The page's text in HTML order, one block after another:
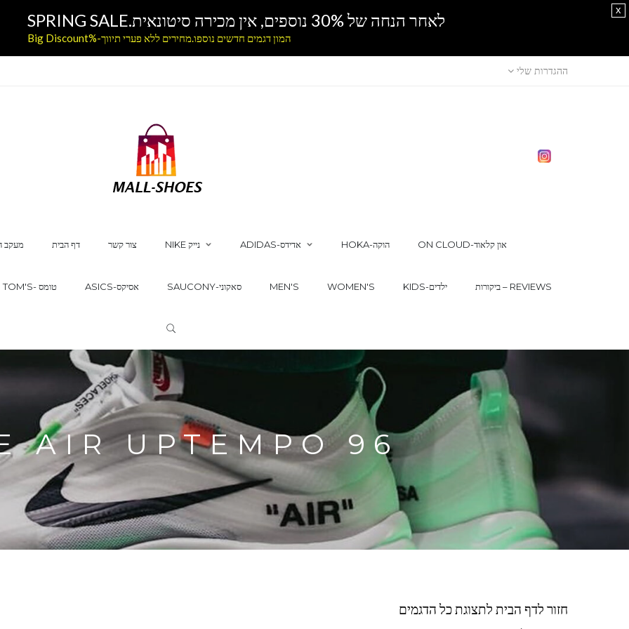
ההגדרות שלי
מעקב דף הבית צור קשר NIKE נייק ADIDAS-אדידס HOKA-הוקה ON CLOUD-און קלאוד
TOM'S- טומס ASICS-אסיקס SAUCONY-סאקוני MEN'S WOMEN'S KIDS-ילדים ביקורות – REVIEWS
AIR UPTEMPO 96
חזור לדף הבית לתצוגת כל הדגמים
לאחר הנחה של 30% נוספים, אין מכירה סיטונאית.SPRING SALE
המון דגמים חדשים נוספו.מחירים ללא פערי תיווך-%Big Discount
x